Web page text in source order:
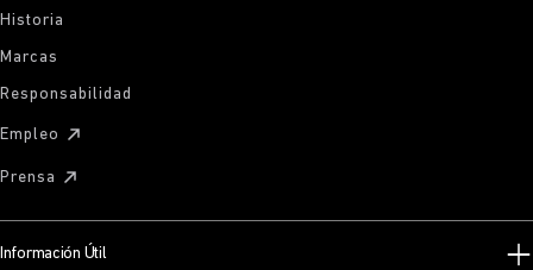
Historia
Marcas
Responsabilidad
Empleo
Prensa
Información Útil